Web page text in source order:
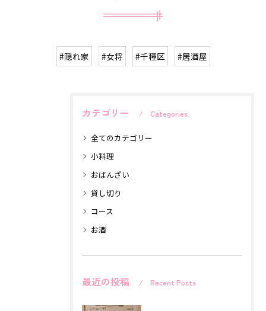
#隠れ家 #女将 #千種区 #居酒屋
カテゴリー Categories
全てのカテゴリー
小料理
おばんざい
貸し切り
コース
お酒
最近の投稿 Recent Posts